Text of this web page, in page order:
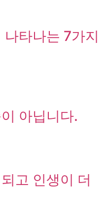
타나는 7가지
아닙니다.
고 인생이 더